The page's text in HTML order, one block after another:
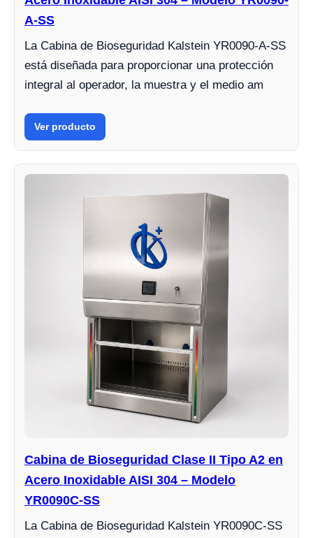
A-SS
La Cabina de Bioseguridad Kalstein YR0090-A-SS
está diseñada para proporcionar una protección
integral al operador, la muestra y el medio am
Ver producto
Cabina de Bioseguridad Clase II Tipo A2 en
Acero Inoxidable AISI 304 – Modelo
YR0090C-SS
La Cabina de Bioseguridad Kalstein YR0090C-SS